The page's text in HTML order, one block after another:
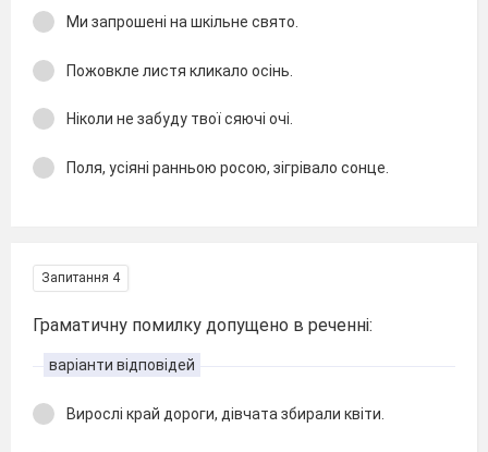
Ми запрошені на шкільне свято.
Пожовкле листя кликало осінь.
Ніколи не забуду твої сяючі очі.
Поля, усіяні ранньою росою, зігрівало сонце.
Запитання 4
Граматичну помилку допущено в реченні:
варіанти відповідей
Вирослі край дороги, дівчата збирали квіти.